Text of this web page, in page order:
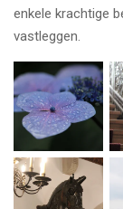
enkele krachtige
vastleggen.